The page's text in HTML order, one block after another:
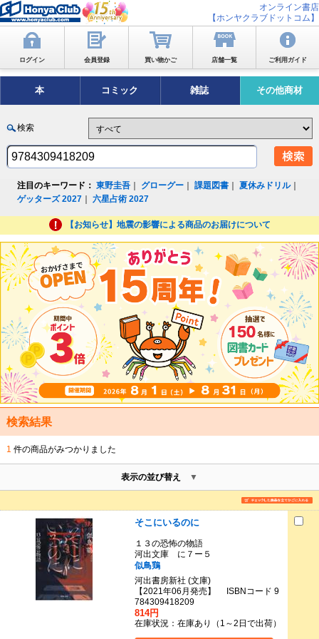
オンライン書店
【ホンヤクラブドットコム】
ログイン 会員登録 買い物かご 店舗一覧 ご利用ガイド
本 コミック 雑誌 その他商材
検索
注目のキーワード： 東野圭吾 グローグー ｜課題図書 ｜夏休みドリル｜
ゲッターズ 2027 ｜六星占術 2027
【お知らせ】地震の影響による商品のお届けについて
検索結果
1 件の商品がみつかりました
表示の並び替え
そこにいるのに
１３の恐怖の物語
河出文庫 に７ー５
似鳥鶏
河出書房新社 (文庫)
【2021年06月発売】 ISBNコード 9
784309418209
814円
在庫状況：在庫あり（1～2日で出荷）